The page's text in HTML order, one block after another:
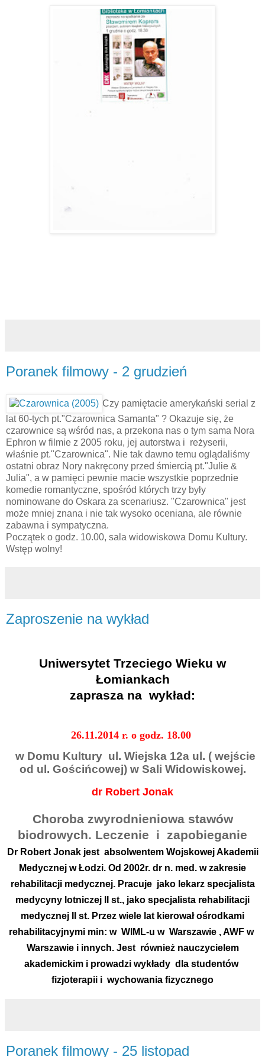
Poranek filmowy - 2 grudzień
Czy pamiętacie amerykański serial z
lat 60-tych pt."Czarownica Samanta" ? Okazuje się, że
czarownice są wśród nas, a przekona nas o tym sama Nora
Ephron w filmie z 2005 roku, jej autorstwa i reżyserii,
właśnie pt."Czarownica". Nie tak dawno temu oglądaliśmy
ostatni obraz Nory nakręcony przed śmiercią pt."Julie &
Julia", a w pamięci pewnie macie wszystkie poprzednie
komedie romantyczne, spośród których trzy były
nominowane do Oskara za scenariusz. "Czarownica" jest
może mniej znana i nie tak wysoko oceniana, ale równie
zabawna i sympatyczna.
Początek o godz. 10.00, sala widowiskowa Domu Kultury.
Wstęp wolny!
Zaproszenie na wykład
Uniwersytet Trzeciego Wieku w
Łomiankach
zaprasza na wykład:
26.11.2014 r. o godz. 18.00
w Domu Kultury ul. Wiejska 12a ul. ( wejście
od ul. Gościńcowej) w Sali Widowiskowej.
dr Robert Jonak
Choroba zwyrodnieniowa stawów
biodrowych. Leczenie i zapobieganie
Dr Robert Jonak jest absolwentem Wojskowej Akademii
Medycznej w Łodzi. Od 2002r. dr n. med. w zakresie
rehabilitacji medycznej. Pracuje jako lekarz specjalista
medycyny lotniczej II st., jako specjalista rehabilitacji
medycznej II st. Przez wiele lat kierował ośrodkami
rehabilitacyjnymi min: w WIML-u w Warszawie , AWF w
Warszawie i innych. Jest również nauczycielem
akademickim i prowadzi wykłady dla studentów
fizjoterapii i wychowania fizycznego
Poranek filmowy - 25 listopad